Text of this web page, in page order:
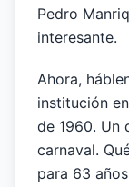
Pedro
interesante.
Ahora,
institución
de 1960. Un
carnaval.
para 63